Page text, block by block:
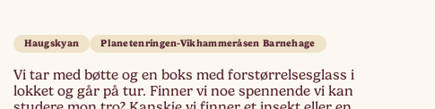
Haugskyan Planetenringen-Vikhammeråsen Barnehage
Vi tar med bøtte og en boks med forstørrelsesglass i
lokket og går på tur. Finner vi noe spennende vi kan